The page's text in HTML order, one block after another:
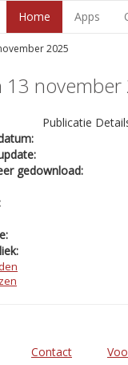
Home Apps
2025
13 november
Publicatie
gedownload:
Contact